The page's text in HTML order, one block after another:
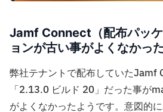
Jamf Connect（配布パッ
ョンが古い事がよくなかった
弊社テナントで配布していたJamf
「2.13.0 ビルド 20」だった事が
がよくなかったようです。意図的